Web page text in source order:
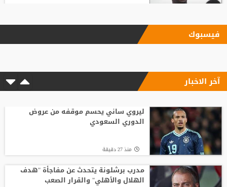
ليفربول يحسم صفقة أراخو لاعب برشلونة
مأساة وفاة لاعب شاب
باريس سان جيرمان يتوصل إلى اتفاق مع
فيران توريس
فيسبوك
آخر الاخبار
ليروي ساني يحسم موقفه من عروض
الدوري السعودي
منذ 27 دقيقة
مدرب برشلونة يتحدث عن مفاجأة "هدف
الهلال والأهلي" والقرار الصعب